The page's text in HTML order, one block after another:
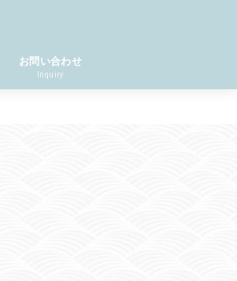
お問い合わせ
Inquiry